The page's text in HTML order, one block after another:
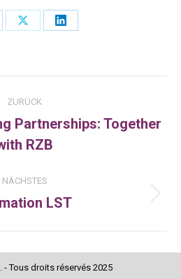
Share
Share
ZURÜCK
Vorheriger
Beitrag:
Partnerships: Together
RZB
NÄCHSTES
Nächster
LST
- Tous droits réservés 2025